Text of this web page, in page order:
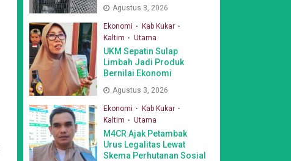
Agustus 3, 2026
Ekonomi
Kab Kukar
Kaltim
Utama
UKM Sepatin Sulap
Limbah Jadi Produk
Bernilai Ekonomi
Agustus 3, 2026
Ekonomi
Kab Kukar
Kaltim
Utama
M4CR Ajak Petambak
Urus Legalitas Lewat
Skema Perhutanan Sosial